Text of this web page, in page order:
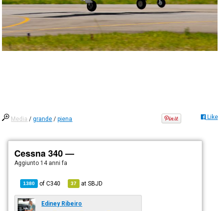
Media /grande /piena Like
Cessna 340 —
Aggiunto 14 anni fa
1380 ofC340 37 atSBJD
Ediney Ribeiro